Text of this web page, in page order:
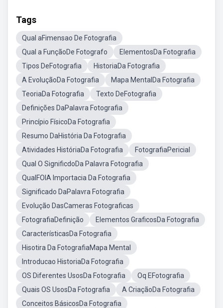
Tags
Qual aFimensao De Fotografia
Qual a FunçãoDe Fotografo
ElementosDa Fotografia
Tipos DeFotografia
HistoriaDa Fotografia
A EvoluçãoDa Fotografia
Mapa MentalDa Fotografia
TeoriaDa Fotografia
Texto DeFotografia
Definições DaPalavra Fotografia
Princípio FísicoDa Fotografia
Resumo DaHistória Da Fotografia
Atividades HistóriaDa Fotografia
FotografiaPericial
Qual O SignificdoDa Palavra Fotografia
QualFOIA Importacia Da Fotografia
Significado DaPalavra Fotografia
Evolução DasCameras Fotograficas
FotografiaDefinição
Elementos GraficosDa Fotografia
CaracterísticasDa Fotografia
Hisotira Da FotografiaMapa Mental
Introducao HistoriaDa Fotografia
OS Diferentes UsosDa Fotografia
Oq EFotografia
Quais OS UsosDa Fotografia
A CriaçãoDa Fotografia
Conceitos BásicosDa Fotografia